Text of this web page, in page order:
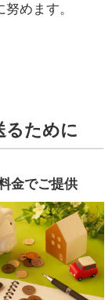
めます。
るために
金でご提供